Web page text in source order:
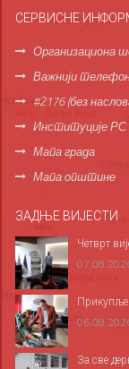
СЕРВИСНЕ
Организациона
Важнији
#2176 (без
Институције РС
Мапа града
Мапа општине
ЗАДЊЕ ВИЈЕСТИ
Четврт
За све